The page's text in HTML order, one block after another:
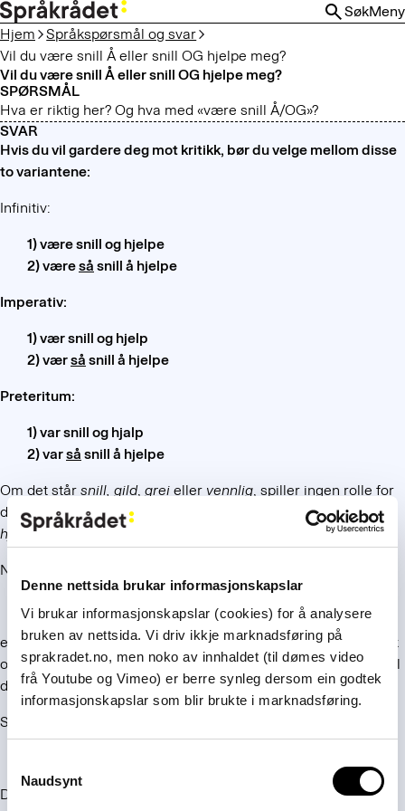
Denne nettsida brukar informasjonskapslar
Vi brukar informasjonskapslar (cookies) for å analysere
bruken av nettsida. Vi driv ikkje marknadsføring på
sprakradet.no, men noko av innhaldet (til dømes video
frå Youtube og Vimeo) er berre synleg dersom ein godtek
informasjonskapslar som blir brukte i marknadsføring.
Selection
Naudsynt
HOPP
TIL
HOVEDINNHOLD
SøkMeny
Hjem
Språkspørsmål og svar
Vil du være snill Å eller snill OG hjelpe meg?
Vil du være snill Å eller snill OG hjelpe meg?
SPØRSMÅL
Hva er riktig her? Og hva med «være snill Å/OG»?
SVAR
Hvis du vil gardere deg mot kritikk, bør du velge mellom disse
to variantene:
Infinitiv:
1) være snill og hjelpe
2) væreså snill å hjelpe
Imperativ:
1) vær snill og hjelp
2) værså snill å hjelpe
Preteritum:
1) var snill og hjalp
2) varså snill å hjelpe
Om det står snill, gild, grei eller vennlig, spiller ingen rolle for
det grammatiske. Altså kan det hete både:
Vær vennlig og
hjelp meg!ogVær så vennlig å hjelpe meg!
Noen hevder at varianten
være/vær/var snill å hjelpe
er ugrammatisk, men det er for sterkt sagt. Særlig på nynorsk
og i dialekt er det tradisjon for denne formuleringen i tillegg til
de andre.
Se utdypning på
Denne kombinasjonen har lang tradisjon i skriftspråket selv